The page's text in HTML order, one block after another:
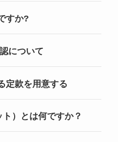
すか?
について
定款を用意する
）とは何ですか？